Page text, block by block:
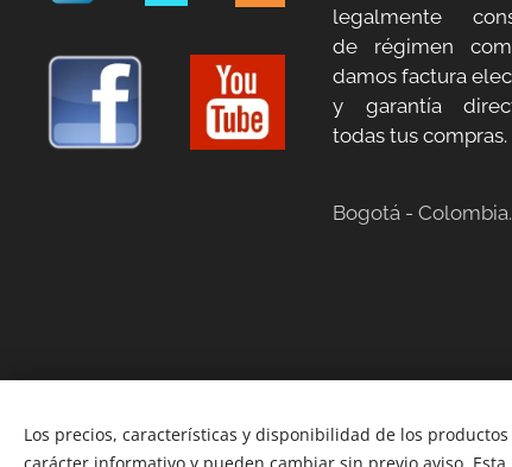
legalmente
de régimen
damos factura
y garantía
todas tus compras.
Bogotá - Colombia.
Los precios, características y disponibilidad de los